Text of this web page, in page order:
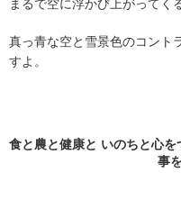
まるで空に浮かび上がってく
真っ青な空と雪景色のコント
すよ。
食と農と健康と いのちと心
事